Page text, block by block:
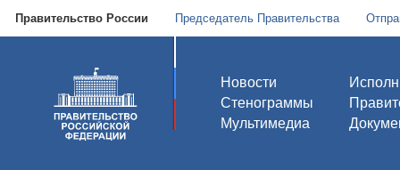
Правительство России Председатель Правительства
Новости
Стенограммы
Мультимедиа